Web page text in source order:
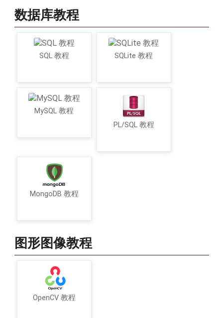
数据库教程
SQL 教程 SQLite 教程
MySQL 教程
PL/SQL 教程
MongoDB 教程
图形图像教程
OpenCV 教程